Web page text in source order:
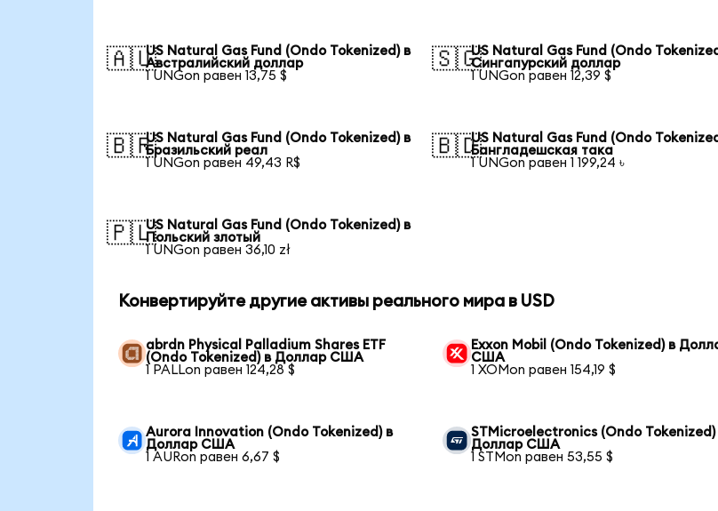
🇦🇺US Natural Gas Fund (Ondo Tokenized) в
Австралийский доллар
1 UNGon равен 13,75 $
🇸🇬US Natural Gas Fund (Ondo
Сингапурский доллар
1 UNGon равен 12,39 $
🇧🇷US Natural Gas Fund (Ondo Tokenized) в
Бразильский реал
1 UNGon равен 49,43 R$
🇧🇩US Natural Gas Fund (Ondo
Бангладешская така
1 UNGon равен 1 199,24 ৳
🇵🇱US Natural Gas Fund (Ondo Tokenized) в
Польский злотый
1 UNGon равен 36,10 zł
Конвертируйте другие активы реального мира в USD
abrdn Physical Palladium Shares ETF
(Ondo Tokenized) в Доллар США
1 PALLon равен 124,28 $
Exxon Mobil (Ondo Tokenized) в
США
1 XOMon равен 154,19 $
Aurora Innovation (Ondo Tokenized) в
Доллар США
1 AURon равен 6,67 $
STMicroelectronics (Ondo Tokenized)
Доллар США
1 STMon равен 53,55 $